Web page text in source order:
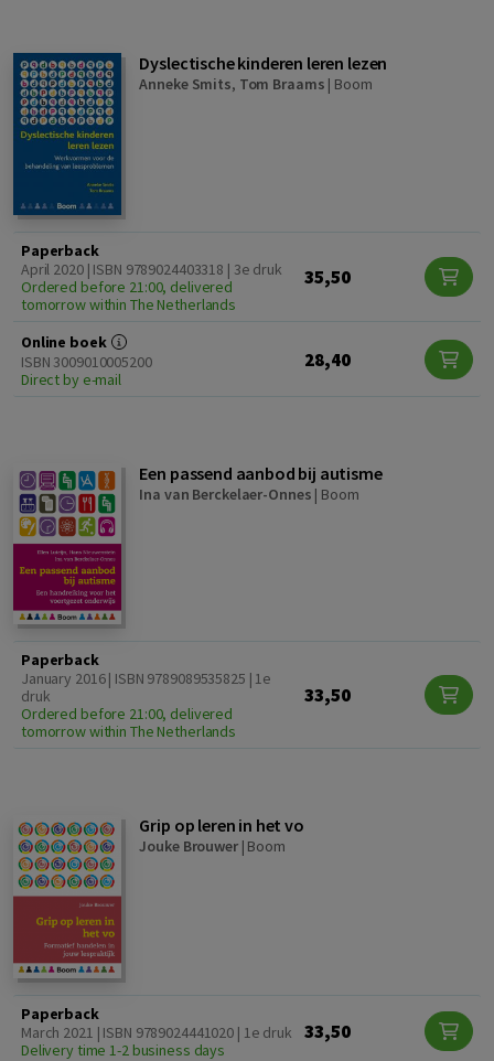
Dyslectische kinderen leren lezen
Anneke Smits, Tom Braams | Boom
Paperback
April 2020 | ISBN 9789024403318 | 3e druk
Ordered before 21:00, delivered
tomorrow within The Netherlands
35,50
Online boek
ISBN 3009010005200
Direct by e-mail
28,40
Een passend aanbod bij autisme
Ina van Berckelaer-Onnes | Boom
Paperback
January 2016 | ISBN 9789089535825 | 1e
druk
Ordered before 21:00, delivered
tomorrow within The Netherlands
33,50
Grip op leren in het vo
Jouke Brouwer| Boom
Paperback
March 2021 | ISBN 9789024441020 | 1e druk
Delivery time 1-2 business days
33,50